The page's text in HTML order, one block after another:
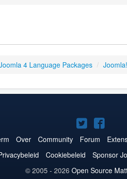
4 Language Packages /
Joomla!
op
Twitter
opop
Over Community Forum
Cookiebeleid Sponsor
© 2005 - 2026 Open Source